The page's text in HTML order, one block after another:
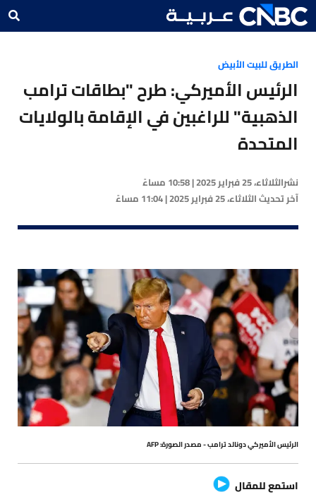
الطريق للبيت الأبيض
الرئيس الأميركي: طرح "بطاقات ترامب
الذهبية" للراغبين في الإقامة بالولايات
المتحدة
نشرالثلاثاء، 25 فبراير 2025 | 10:58 مساءً
آخر تحديثالثلاثاء، 25 فبراير 2025 | 11:04 مساءً
الرئيس الأميركي دونالد ترامب - مصدر الصورة: AFP
استمع للمقال